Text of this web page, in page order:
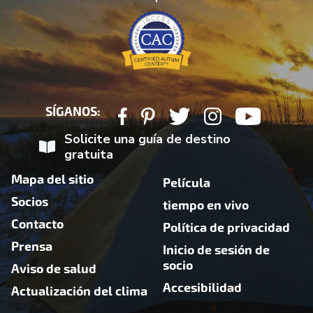
18 DE JUNIO - 22 DE JUNIO DE 2019
19 DE JUNIO - 23 DE JUNIO DE 2019
20 DE JUNIO - 24 DE JUNIO DE 2019
21 DE JUNIO - 25 DE JUNIO DE 2019
24 DE JUNIO - 28 DE JUNIO DE 2019
25 DE JUNIO - 29 DE JUNIO DE 2019
26 DE JUNIO - 30 DE JUNIO DE 2019
27 DE JUNIO - 01 DE JULIO DE 2019
28 DE JUNIO - 02 DE JULIO DE 2019
SÍGANOS:
Solicite una guía de destino
gratuita
Mapa del sitio
Socios
Contacto
Prensa
Aviso de salud
Actualización del clima
Película
tiempo en vivo
Política de privacidad
Inicio de sesión de
socio
Accesibilidad